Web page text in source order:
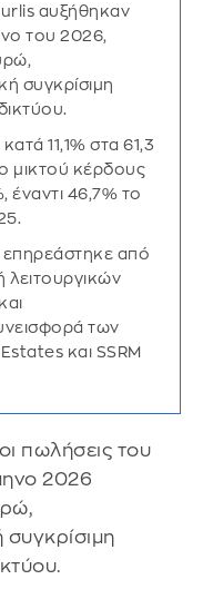
αυξήθηκαν
του 2026,
συγκρίσιμη
11,1% στα 61,3
μικτού κέρδους
έναντι 46,7% το
επηρεάστηκε από
λειτουργικών
των
και SSRM
πωλήσεις του
2026
συγκρίσιμη